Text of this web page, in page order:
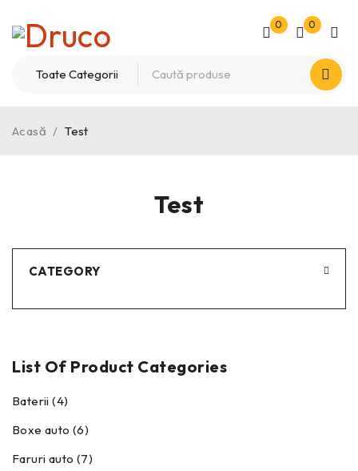
0 0
Test
Acasă / Test
CATEGORY
List Of Product Categories
Baterii (4)
Boxe auto (6)
Faruri auto (7)